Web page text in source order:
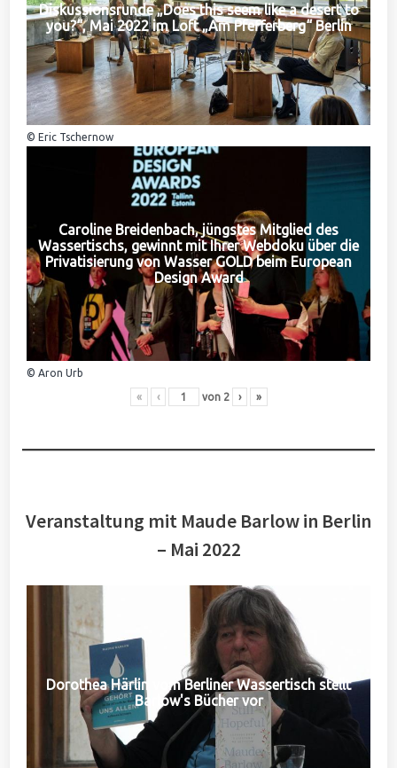
Diskussionsrunde „Does this seem like a desert to
you?“, Mai 2022 im Loft „Am Pfefferberg“ Berlin
© Eric Tschernow
Caroline Breidenbach, jüngstes Mitglied des
Wassertischs, gewinnt mit Ihrer Webdoku über die
Privatisierung von Wasser GOLD beim European
Design Award
© Aron Urb
« ‹ von 2 › »
Veranstaltung mit Maude Barlow in Berlin
– Mai 2022
Dorothea Härlin vom Berliner Wassertisch stellt
Barlow's Bücher vor